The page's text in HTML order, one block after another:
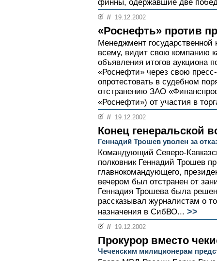
финны, одержавшие две
// 19.12.2002
«Роснефть» против
Менеджмент
всему, видит свою компанию
объявления итогов аукциона
«Роснефти» через свою
опротестовать в судебном
отстранению ЗАО
«Роснефти») от участия в
// 19.12.2002
Конец генеральской
Геннадий Трошев уволен за
Командующий Северо-
полковник Геннадий Трошев
главнокомандующего,
вечером был отстранен от
Геннадия Трошева была
рассказывал журналистам о
назначения в СибВО... >>
// 19.12.2002
Прокурор вместо
Чеченским милиционерам